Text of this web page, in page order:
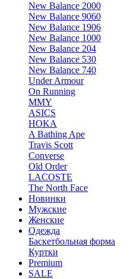
New Balance 2000
New Balance 9060
New Balance 1906
New Balance 1000
New Balance 204
New Balance 530
New Balance 740
Under Armour
On Running
MMY
ASICS
HOKA
A Bathing Ape
Travis Scott
Converse
Old Order
LACOSTE
The North Face
Новинки
Мужские
Женские
Одежда
Баскетбольная форма
Куртки
Premium
SALE